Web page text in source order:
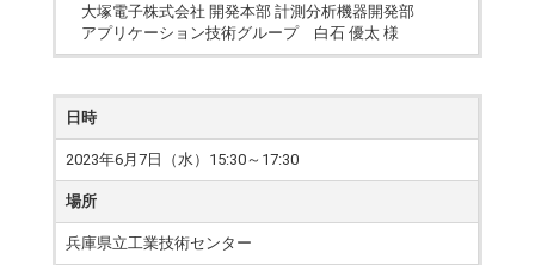
大塚電子株式会社 開発本部 計測分析機器開発部
アプリケーション技術グループ 白石 優太 様
日時
2023年6月7日（水）15:30～17:30
場所
兵庫県立工業技術センター